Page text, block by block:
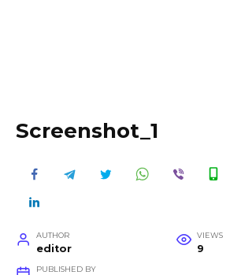
Screenshot_1
AUTHOR
editor
VIEWS
9
PUBLISHED BY